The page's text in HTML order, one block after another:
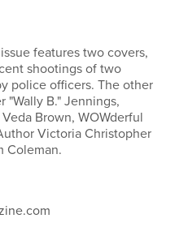
features two covers,
shootings of two
police officers. The other
"Wally B." Jennings,
Brown, WOWderful
Victoria Christopher
Coleman.